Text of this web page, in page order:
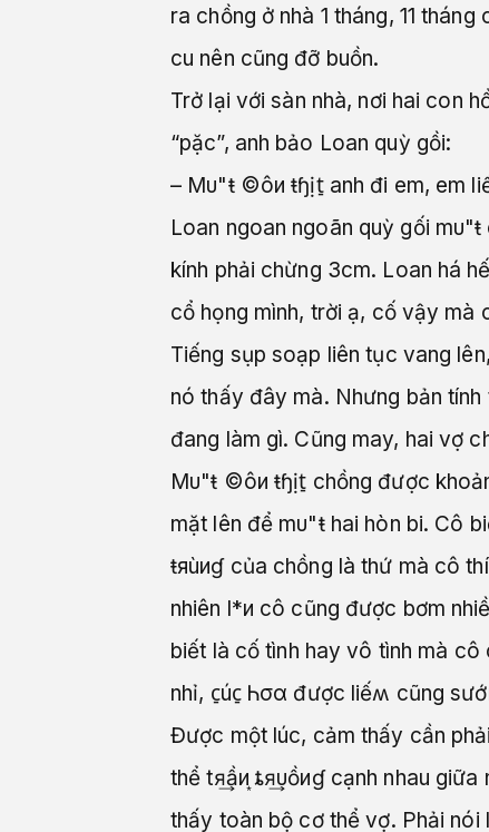
ra chồng ở nhà 1 tháng, 11
cu nên cũng đỡ buồn.
Trở lại với sàn nhà, nơi hai con
“pặc”, anh bảo Loan quỳ gồi:
– Mυ"ŧ ©ôи ŧɧịt̠ anh đi em, em
Loan ngoan ngoãn quỳ gối
kính phải chừng 3cm. Loan há
cổ họng mình, trời ạ, cố vậy mà
Tiếng sụp soạp liên tục vang
nó thấy đây mà. Nhưng bản
đang làm gì. Cũng may, hai vợ
Mυ"ŧ ©ôи ŧɧịt̠ chồng được
mặt lên để mυ"ŧ hai hòn bi. Cô
ŧяùиɠ của chồng là thứ mà cô
nhiên l*и cô cũng được bơm
biết là cố tình hay vô tình mà
nhỉ, c̠úc̠ Ꮒσα được liếʍ cũng
Được một lúc, cảm thấy cần
thể tя͢ầи ͙ȶя͢υồиɠ cạnh nhau
thấy toàn bộ cơ thể vợ. Phải nói